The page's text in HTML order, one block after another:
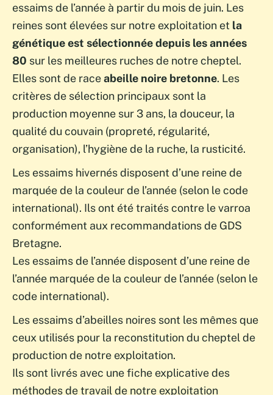
essaims de l’année à partir du mois de juin. Les
reines sont élevées sur notre exploitation et la
génétique est sélectionnée depuis les années
80 sur les meilleures ruches de notre cheptel.
Elles sont de raceabeille noire bretonne. Les
critères de sélection principaux sont la
production moyenne sur 3 ans, la douceur, la
qualité du couvain (propreté, régularité,
organisation), l’hygiène de la ruche, la rusticité.
Les essaims hivernés disposent d’une reine de
marquée de la couleur de l’année (selon le code
international). Ils ont été traités contre le varroa
conformément aux recommandations de GDS
Bretagne.
Les essaims de l’année disposent d’une reine de
l’année marquée de la couleur de l’année (selon le
code international).
Les essaims d’abeilles noires sont les mêmes que
ceux utilisés pour la reconstitution du cheptel de
production de notre exploitation.
Ils sont livrés avec une fiche explicative des
méthodes de travail de notre exploitation